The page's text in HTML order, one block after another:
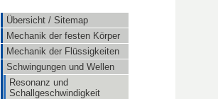
Übersicht / Sitemap
Mechanik der festen Körper
Mechanik der Flüssigkeiten
Schwingungen und Wellen
Resonanz und
Schallgeschwindigkeit